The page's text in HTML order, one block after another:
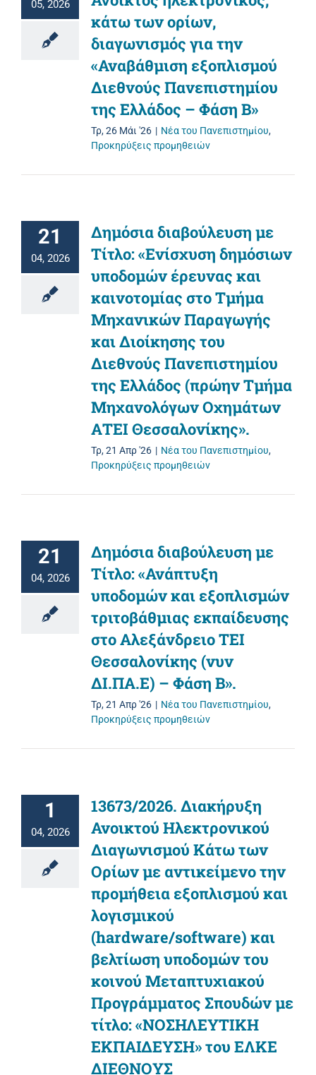
05, 2026
κάτω των ορίων,
διαγωνισμός για την
«Αναβάθμιση εξοπλισμού
Διεθνούς Πανεπιστημίου
της Ελλάδος – Φάση B»
Τρ, 26 Μάι '26 | Νέα του Πανεπιστημίου,
Προκηρύξεις προμηθειών
21
04, 2026
Δημόσια διαβούλευση με
Τίτλο: «Ενίσχυση δημόσιων
υποδομών έρευνας και
καινοτομίας στο Τμήμα
Μηχανικών Παραγωγής
και Διοίκησης του
Διεθνούς Πανεπιστημίου
της Ελλάδος (πρώην Τμήμα
Μηχανολόγων Οχημάτων
ΑΤΕΙ Θεσσαλονίκης».
Τρ, 21 Απρ '26 | Νέα του Πανεπιστημίου,
Προκηρύξεις προμηθειών
21
04, 2026
Δημόσια διαβούλευση με
Τίτλο: «Ανάπτυξη
υποδομών και εξοπλισμών
τριτοβάθμιας εκπαίδευσης
στο Αλεξάνδρειο ΤΕΙ
Θεσσαλονίκης (νυν
ΔΙ.ΠΑ.Ε) – Φάση Β».
Τρ, 21 Απρ '26 | Νέα του Πανεπιστημίου,
Προκηρύξεις προμηθειών
1
04, 2026
13673/2026. Διακήρυξη
Ανοικτού Ηλεκτρονικού
Διαγωνισμού Κάτω των
Ορίων με αντικείμενο την
προμήθεια εξοπλισμού και
λογισμικού
(hardware/software) και
βελτίωση υποδομών του
κοινού Μεταπτυχιακού
Προγράμματος Σπουδών με
τίτλο: «ΝΟΣΗΛΕΥΤΙΚΗ
ΕΚΠΑΙΔΕΥΣΗ» του ΕΛΚΕ
ΔΙΕΘΝΟΥΣ